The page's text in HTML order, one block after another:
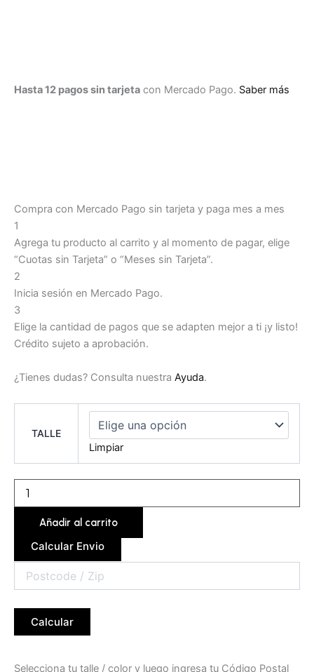
Hasta 12 pagos sin tarjeta con Mercado Pago. Saber más
Compra con Mercado Pago sin tarjeta y paga mes a mes
1
Agrega tu producto al carrito y al momento de pagar, elige
“Cuotas sin Tarjeta” o “Meses sin Tarjeta”.
2
Inicia sesión en Mercado Pago.
3
Elige la cantidad de pagos que se adapten mejor a ti ¡y listo!
Crédito sujeto a aprobación.
¿Tienes dudas? Consulta nuestra Ayuda.
TALLE
Limpiar
Añadir al carrito
Calcular Envio
Calcular
Selecciona tu talle / color y luego ingresa tu Código Postal